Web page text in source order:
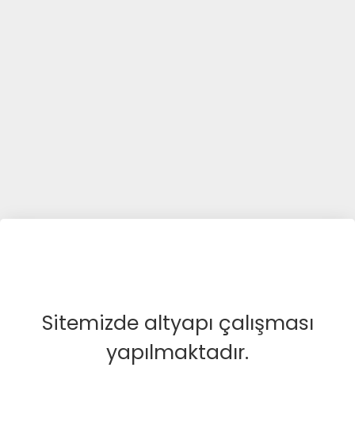
Sitemizde altyapı çalışması
yapılmaktadır.